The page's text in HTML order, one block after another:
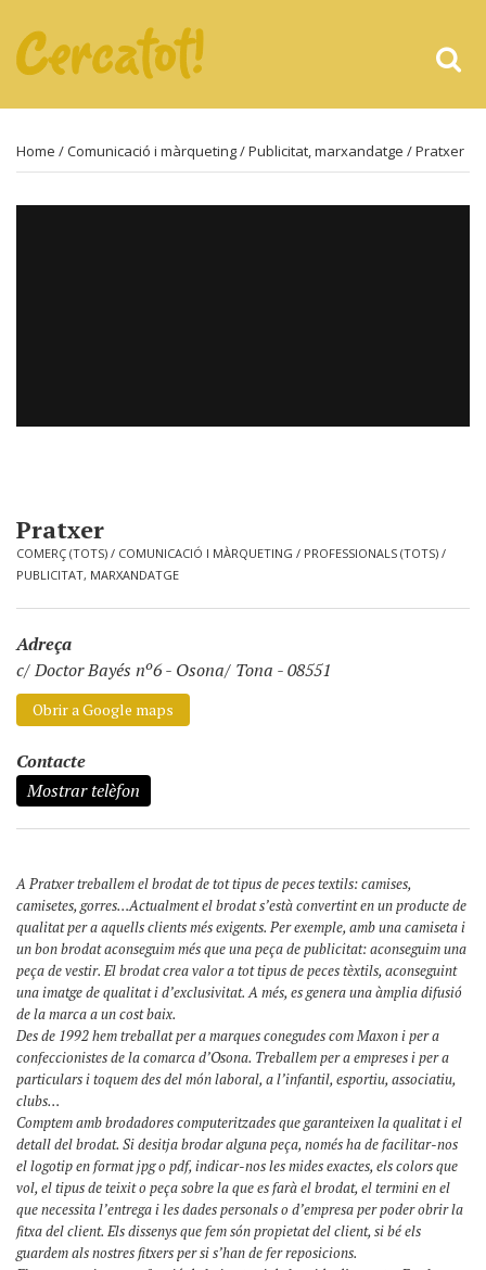
Home /Comunicació i màrqueting/Publicitat, marxandatge / Pratxer
Pratxer
COMERÇ (TOTS) / COMUNICACIÓ I MÀRQUETING / PROFESSIONALS (TOTS) /
PUBLICITAT, MARXANDATGE
Adreça
c/ Doctor Bayés nº6- Osona/ Tona - 08551
Obrir a Google maps
Contacte
Mostrar telèfon
A Pratxer treballem el brodat de tot tipus de peces textils: camises,
camisetes, gorres…Actualment el brodat s’està convertint en un producte de
qualitat per a aquells clients més exigents. Per exemple, amb una camiseta i
un bon brodat aconseguim més que una peça de publicitat: aconseguim una
peça de vestir. El brodat crea valor a tot tipus de peces tèxtils, aconseguint
una imatge de qualitat i d’exclusivitat. A més, es genera una àmplia difusió
de la marca a un cost baix.
Des de 1992 hem treballat per a marques conegudes com Maxon i per a
confeccionistes de la comarca d’Osona. Treballem per a empreses i per a
particulars i toquem des del món laboral, a l’infantil, esportiu, associatiu,
clubs…
Comptem amb brodadores computeritzades que garanteixen la qualitat i el
detall del brodat. Si desitja brodar alguna peça, només ha de facilitar-nos
el logotip en format jpg o pdf, indicar-nos les mides exactes, els colors que
vol, el tipus de teixit o peça sobre la que es farà el brodat, el termini en el
que necessita l’entrega i les dades personals o d’empresa per poder obrir la
fitxa del client. Els dissenys que fem són propietat del client, si bé els
guardem als nostres fitxers per si s’han de fer reposicions.